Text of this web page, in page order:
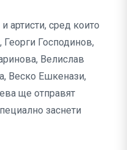
артисти, сред които
Господинов,
Велислав
Веско Ешкенази,
ще отправят
заснети